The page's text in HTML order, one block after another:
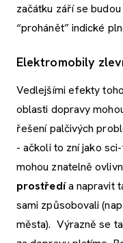
začátku září se
“prohánět” indické
Elektromobily
Vedlejšími efekty
oblasti dopravy
řešení palčivých
- ačkoli to zní jako
mohou znatelně
prostředía napravit
sami způsobovali
města). Výrazně se